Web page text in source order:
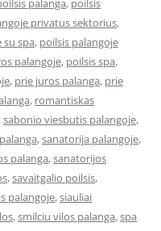
palanga, poilsis
privatus sektorius,
su spa, poilsis palangoje
palangoje, poilsis spa,
, prie juros palanga, prie
, romantiskas
,sabonio viesbutis palangoje,
,sanatorija palangoje,
palanga,sanatorijos
,savaitgalio poilsis,
palangoje,siauliai
,smilciu vilos palanga,spa